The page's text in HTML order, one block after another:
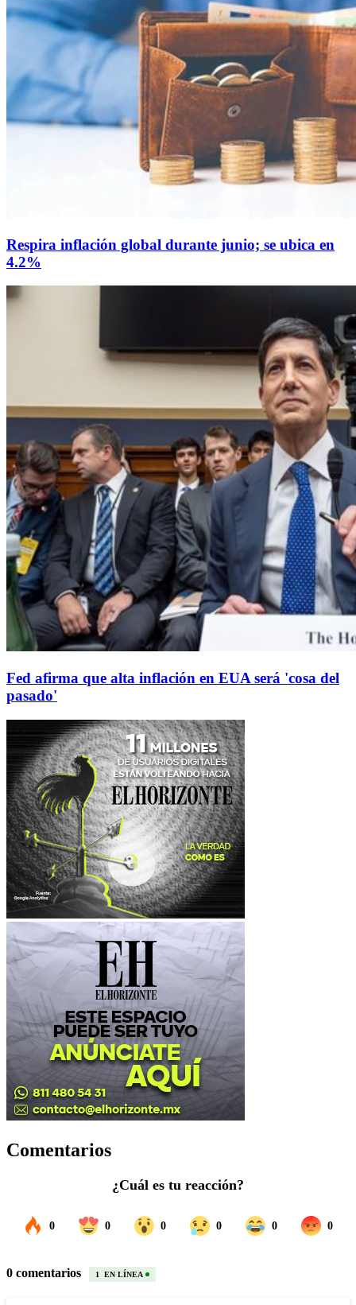
Respira inflación global durante junio; se ubica en
4.2%
Fed afirma que alta inflación en EUA será 'cosa del
pasado'
Comentarios